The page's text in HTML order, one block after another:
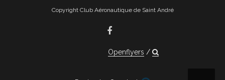
Copyright Club Aéronautique de Saint André
Openflyers